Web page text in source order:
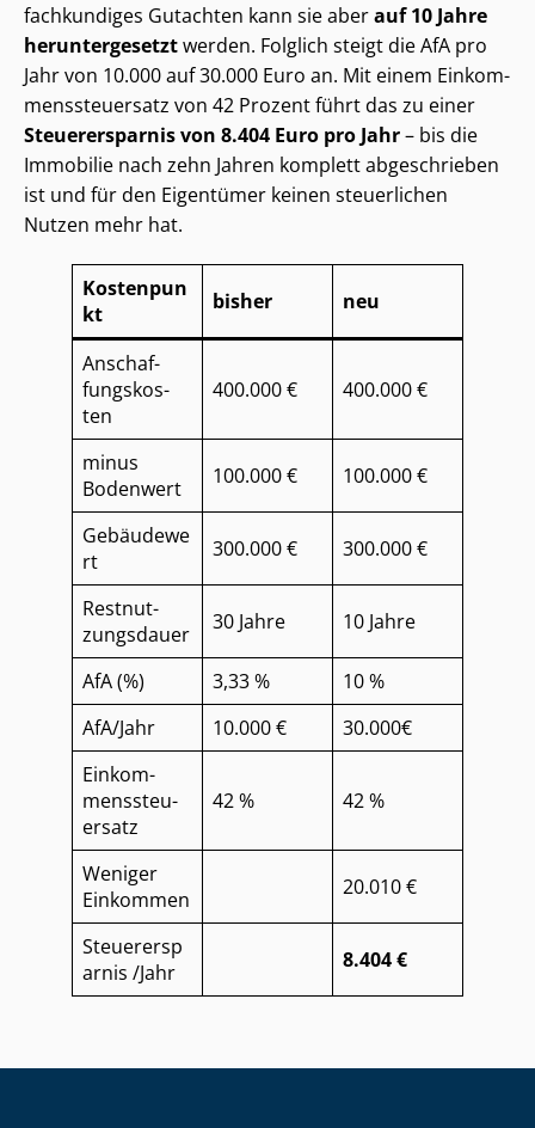
fachkundiges Gutachten kann sie aberauf 10 Jahre
heruntergesetztwerden. Folglich steigt die AfA pro
Jahr von 10.000 auf 30.000 Euro an. Mit einem Ein­kom­
mens­steu­er­satz von 42 Prozent führt das zu einer
Steuerersparnis von 8.404 Euro pro Jahr– bis die
Immobilie nach zehn Jahren komplett abgeschrieben
ist und für den Eigentümer keinen steuerlichen
Nutzen mehr hat.
Kostenpun
kt
bisher neu
An­schaf­
fungs­kos­
ten
400.000 € 400.000 €
minus
Bodenwert
100.000 € 100.000 €
Gebäudewe
rt
300.000 € 300.000 €
Rest­nut­
zungs­dau­er
30 Jahre 10 Jahre
AfA (%) 3,33 %
10 %
AfA/Jahr
10.000 €
30.000€
Ein­kom­
mens­steu­
er­satz
42 % 42 %
Weniger
Einkommen
20.010 €
Steuerersp
arnis /Jahr
8.404 €